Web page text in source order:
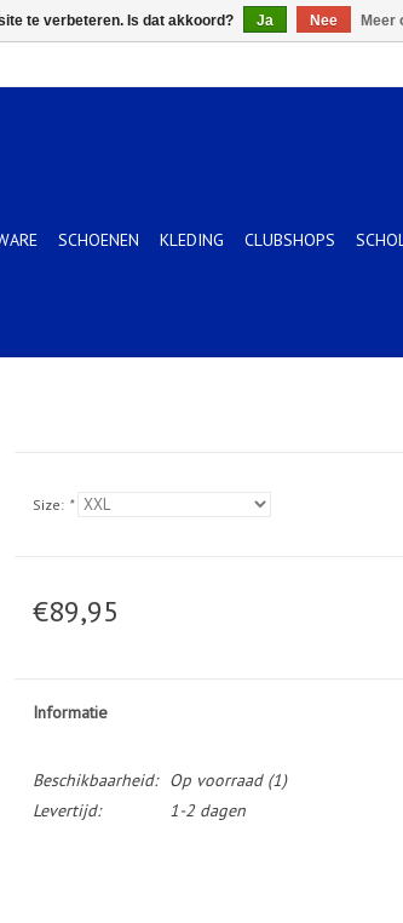
SCHOENEN KLEDING CLUBSHOPS
Size: *
€89,95
Informatie
Beschikbaarheid: Op voorraad(1)
Levertijd:
1-2 dagen
te verbeteren. Is dat akkoord? Ja Nee Meer